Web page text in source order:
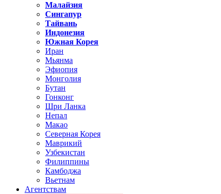
Малайзия
Сингапур
Тайвань
Индонезия
Южная Корея
Иран
Мьянма
Эфиопия
Монголия
Бутан
Гонконг
Шри Ланка
Непал
Макао
Северная Корея
Маврикий
Узбекистан
Филиппины
Камбоджа
Вьетнам
Агентствам